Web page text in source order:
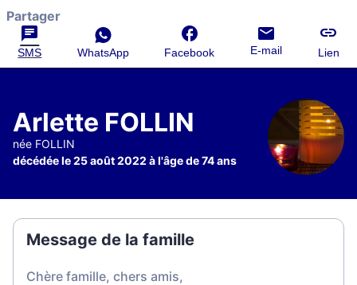
Partager
SMS WhatsApp Facebook E-mail Lien
Arlette FOLLIN
née FOLLIN
décédée le 25 août 2022 à l'âge de 74 ans
Message de la famille
Chère famille, chers amis,